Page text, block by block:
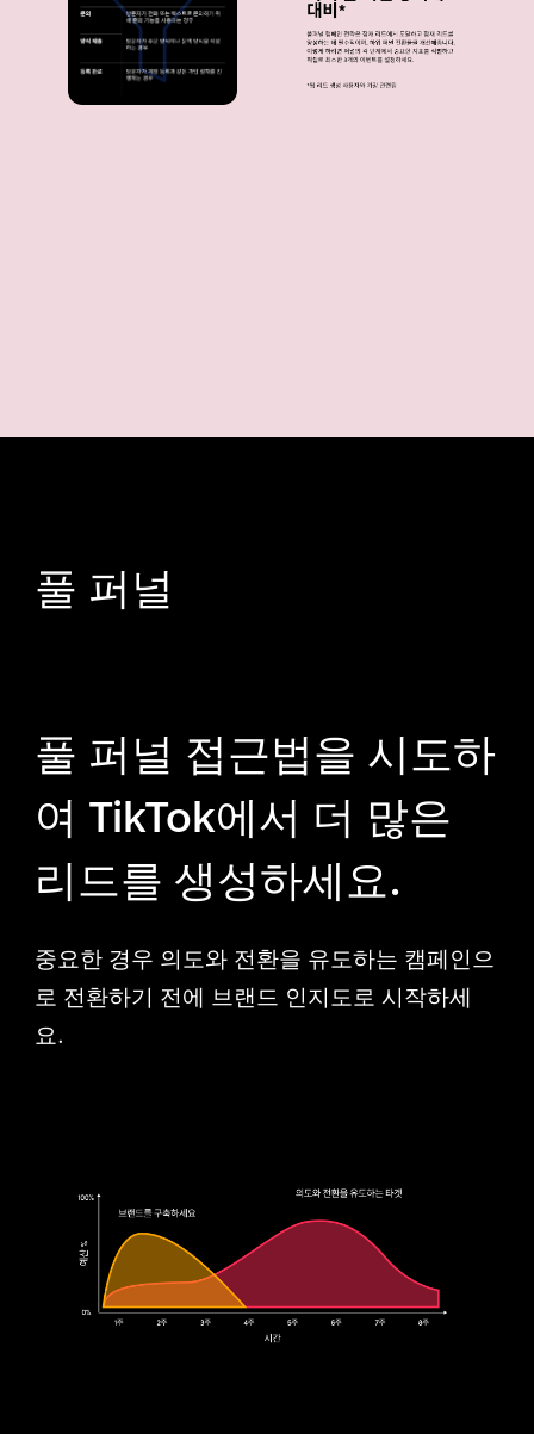
풀 퍼널
풀 퍼널 접근법을 시도하
여 TikTok에서 더 많은
리드를 생성하세요.
중요한 경우 의도와 전환을 유도하는 캠페인으
로 전환하기 전에 브랜드 인지도로 시작하세
요.